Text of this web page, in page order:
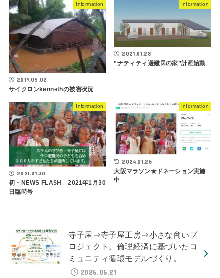
Information
2019.05.02
サイクロンkennethの被害状況
Information
2021.01.28
”ナティティ避難民の家”計画始動
Information
2021.01.30
初・NEWS FLASH 2021年1月30
日臨時号
Information
2024.01.26
大阪マラソン★ドネーション実施
中
寺子屋⇒寺子屋工房⇒小さな商いプ
ロジェクト。倫理経済に基づいたコ
ミュニティ循環モデルづくり。
2026.06.21